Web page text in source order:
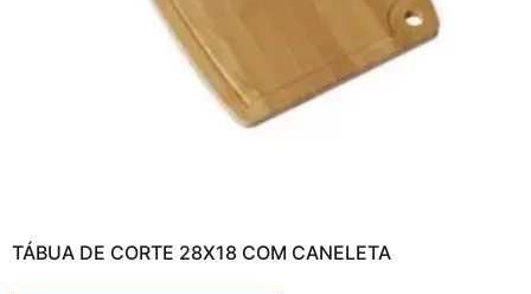
TÁBUA DE CORTE 28X18 COM CANELETA